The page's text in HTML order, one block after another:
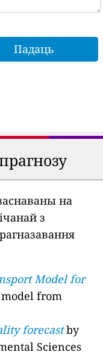
на
з
Model for
from
forecastby
Sciences